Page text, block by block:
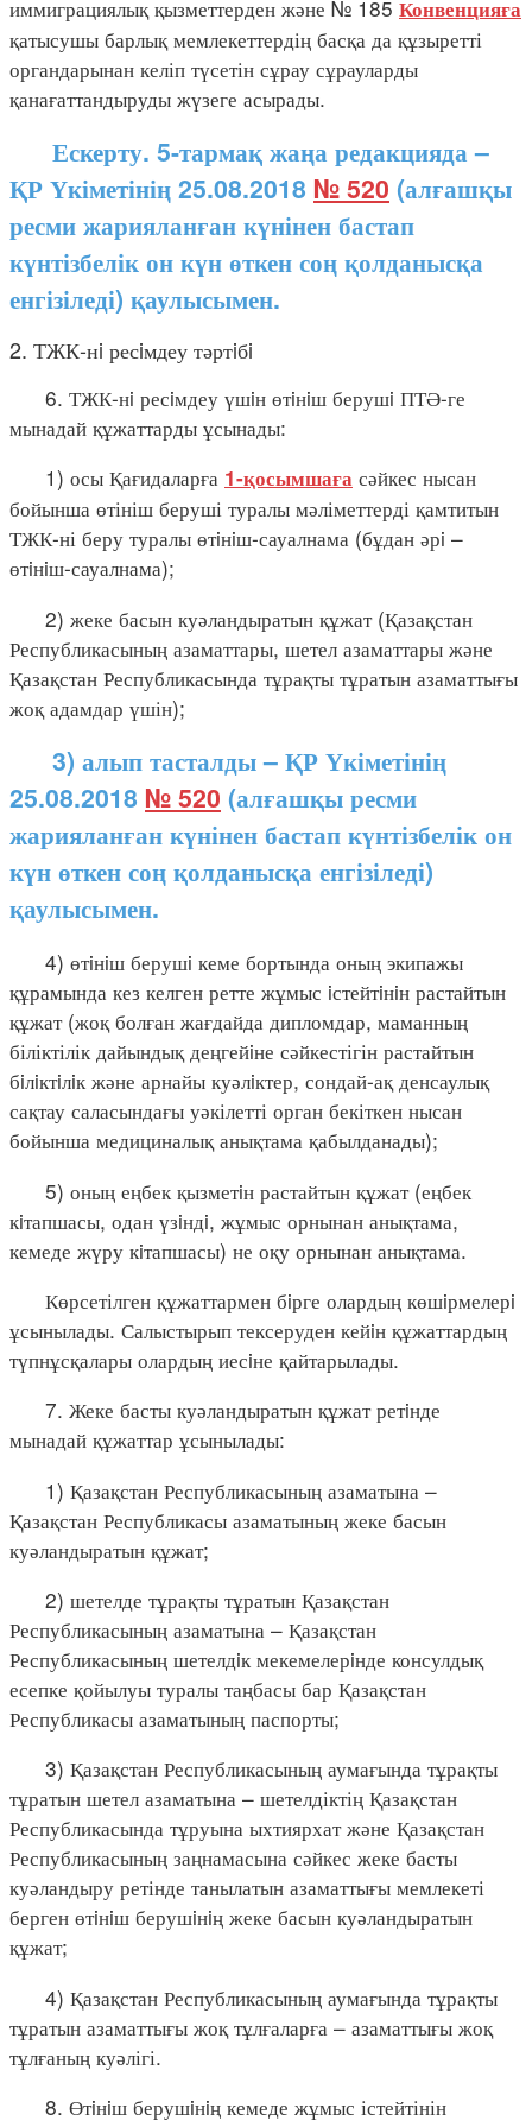
иммиграциялық қызметтерден және № 185 Конвенцияға
қатысушы барлық мемлекеттердің басқа да құзыретті
органдарынан келіп түсетін сұрау сұрауларды
қанағаттандыруды жүзеге асырады.
Ескерту. 5-тармақ жаңа редакцияда –
ҚР Үкіметінің 25.08.2018 № 520 (алғашқы
ресми жарияланған күнінен бастап
күнтізбелік он күн өткен соң қолданысқа
енгізіледі) қаулысымен.
2. ТЖК-нi ресiмдеу тәртiбi
6. ТЖК-нi ресiмдеу үшiн өтiнiш берушi ПТӘ-ге
мынадай құжаттарды ұсынады:
1) осы Қағидаларға 1-қосымшаға сәйкес нысан
бойынша өтініш беруші туралы мәліметтерді қамтитын
ТЖК-ні беру туралы өтiнiш-сауалнама (бұдан әрi –
өтiнiш-сауалнама);
2) жеке басын куәландыратын құжат (Қазақстан
Республикасының азаматтары, шетел азаматтары және
Қазақстан Республикасында тұрақты тұратын азаматтығы
жоқ адамдар үшін);
3) алып тасталды – ҚР Үкіметінің
25.08.2018 № 520 (алғашқы ресми
жарияланған күнінен бастап күнтізбелік он
күн өткен соң қолданысқа енгізіледі)
қаулысымен.
4) өтiнiш берушi кеме бортында оның экипажы
құрамында кез келген ретте жұмыс iстейтiнiн растайтын
құжат (жоқ болған жағдайда дипломдар, маманның
біліктілік дайындық деңгейiне сәйкестігін растайтын
бiлiктiлiк және арнайы куәлiктер, сондай-ақ денсаулық
сақтау саласындағы уәкілетті орган бекіткен нысан
бойынша медициналық анықтама қабылданады);
5) оның еңбек қызметiн растайтын құжат (еңбек
кiтапшасы, одан үзiндi, жұмыс орнынан анықтама,
кемеде жүру кiтапшасы) не оқу орнынан анықтама.
Көрсетілген құжаттармен бiрге олардың көшiрмелерi
ұсынылады. Салыстырып тексеруден кейiн құжаттардың
түпнұсқалары олардың иесiне қайтарылады.
7. Жеке басты куәландыратын құжат ретiнде
мынадай құжаттар ұсынылады:
1) Қазақстан Республикасының азаматына –
Қазақстан Республикасы азаматының жеке басын
куәландыратын құжат;
2) шетелде тұрақты тұратын Қазақстан
Республикасының азаматына – Қазақстан
Республикасының шетелдiк мекемелерiнде консулдық
есепке қойылуы туралы таңбасы бар Қазақстан
Республикасы азаматының паспорты;
3) Қазақстан Республикасының аумағында тұрақты
тұратын шетел азаматына – шетелдіктің Қазақстан
Республикасында тұруына ыхтиярхат және Қазақстан
Республикасының заңнамасына сәйкес жеке басты
куәландыру ретінде танылатын азаматтығы мемлекеті
берген өтiнiш берушiнiң жеке басын куәландыратын
құжат;
4) Қазақстан Республикасының аумағында тұрақты
тұратын азаматтығы жоқ тұлғаларға – азаматтығы жоқ
тұлғаның куәлігі.
8. Өтiнiш берушiнiң кемеде жұмыс істейтінін